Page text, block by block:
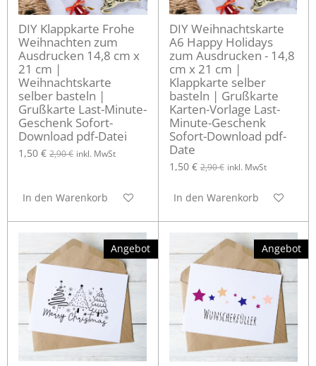
DIY Klappkarte Frohe
Weihnachten zum
Ausdrucken 14,8 cm x
21 cm |
Weihnachtskarte
selber basteln |
Grußkarte Last-Minute-
Geschenk Sofort-
Download pdf-Datei
1,50 € 2,90 € inkl. MwSt
In den Warenkorb
DIY Weihnachtskarte
A6 Happy Holidays
zum Ausdrucken - 14,8
cm x 21 cm |
Klappkarte selber
basteln | Grußkarte
Karten-Vorlage Last-
Minute-Geschenk
Sofort-Download pdf-
Date
1,50 € 2,90 € inkl. MwSt
In den Warenkorb
Angebot Angebot